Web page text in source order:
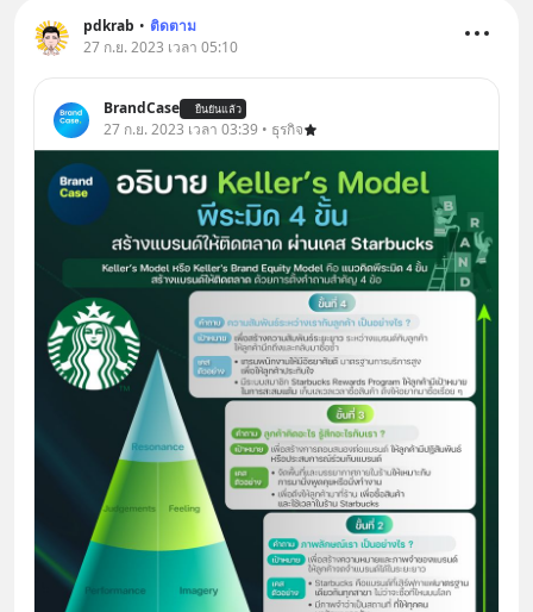
pdkrab • ติดตาม
27 ก.ย. 2023 เวลา 05:10
BrandCase ยืนยันแล้ว
27 ก.ย. 2023 เวลา 03:39 • ธุรกิจ